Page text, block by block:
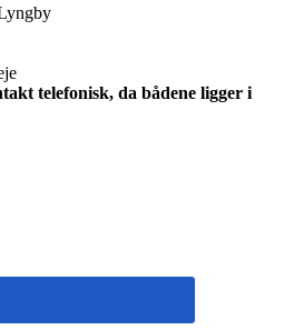
telefonisk, da bådene ligger i